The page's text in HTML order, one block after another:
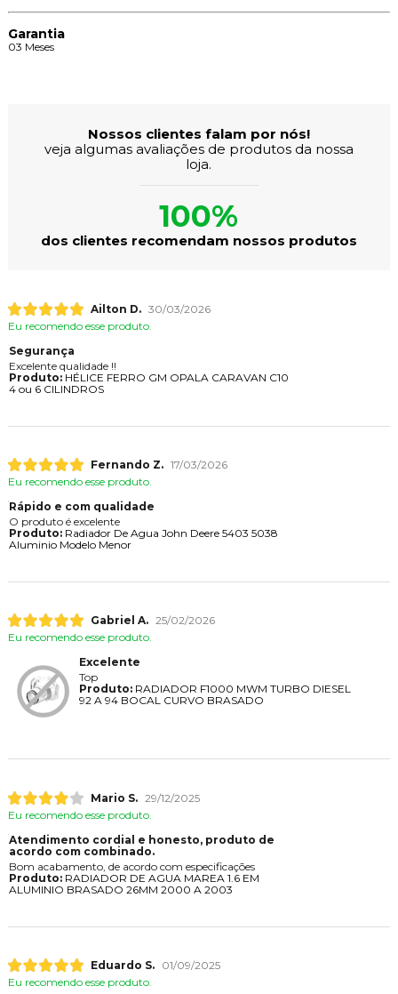
Garantia
03 Meses
Nossos clientes falam por nós!
veja algumas avaliações de produtos da nossa
loja.
100%
dos clientes recomendam nossos produtos
Ailton D. 30/03/2026
Eu recomendo esse produto.
Segurança
Excelente qualidade !!
Produto:HÉLICE FERRO GM OPALA CARAVAN C10
4 ou 6 CILINDROS
Fernando Z. 17/03/2026
Eu recomendo esse produto.
Rápido e com qualidade
O produto é excelente
Produto:Radiador De Agua John Deere 5403 5038
Aluminio Modelo Menor
Gabriel A. 25/02/2026
Eu recomendo esse produto.
Excelente
Top
Produto:RADIADOR F1000 MWM TURBO DIESEL
92 A 94 BOCAL CURVO BRASADO
Mario S. 29/12/2025
Eu recomendo esse produto.
Atendimento cordial e honesto, produto de
acordo com combinado.
Bom acabamento, de acordo com especificações
Produto:RADIADOR DE AGUA MAREA 1.6 EM
ALUMINIO BRASADO 26MM 2000 A 2003
Eduardo S.
01/09/2025
Eu recomendo esse produto.